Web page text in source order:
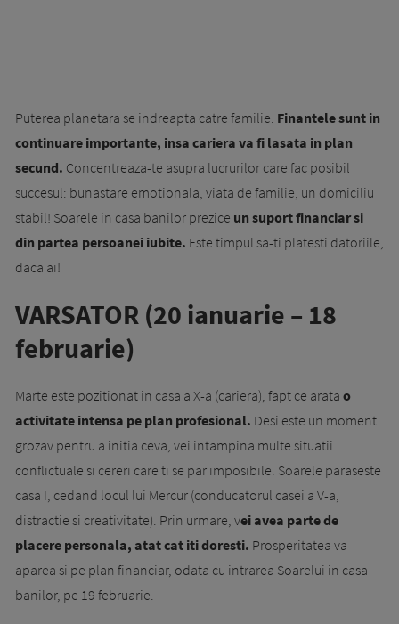
Puterea planetara se indreapta catre familie. Finantele sunt in
continuare importante, insa cariera va fi lasata in plan
secund. Concentreaza-te asupra lucrurilor care fac posibil
succesul: bunastare emotionala, viata de familie, un domiciliu
stabil! Soarele in casa banilor prezice un suport financiar si
din partea persoanei iubite. Este timpul sa-ti platesti datoriile,
daca ai!
VARSATOR (20 ianuarie – 18
februarie)
Marte este pozitionat in casa a X-a (cariera), fapt ce arata o
activitate intensa pe plan profesional. Desi este un moment
grozav pentru a initia ceva, vei intampina multe situatii
conflictuale si cereri care ti se par imposibile. Soarele paraseste
casa I, cedand locul lui Mercur (conducatorul casei a V-a,
distractie si creativitate). Prin urmare, vei avea parte de
placere personala, atat cat iti doresti. Prosperitatea va
aparea si pe plan financiar, odata cu intrarea Soarelui in casa
banilor, pe 19 februarie.